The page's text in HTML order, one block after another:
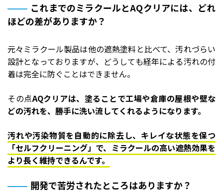
これまでのミラクールとAQクリアには、どれ
ほどの差がありますか？
元々ミラクール製品は他の遮熱塗料と比べて、汚れづらい
設計となっておりますが、どうしても経年による汚れの付
着は完全に防ぐことはできません。
その点AQクリアは、塗ることで工場や倉庫の屋根や壁な
どの汚れを、勝手に洗い流してくれるようになります。
汚れや汚染物質を自動的に除去し、キレイな状態を保つ
「セルフクリーニング」で、ミラクールの高い遮熱効果を
より長く維持できるんです。
開発で苦労されたところはありますか？